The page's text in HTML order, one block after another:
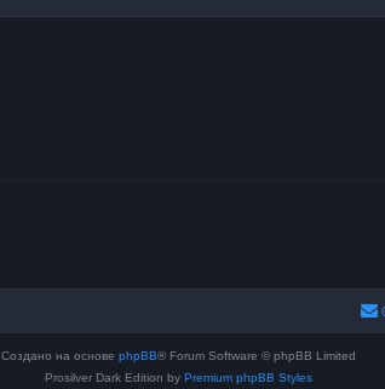
Создано на основе phpBB® Forum Software © phpBB Limited
Prosilver Dark Edition by Premium phpBB Styles